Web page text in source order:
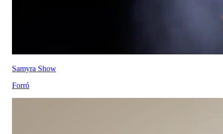
Samyra Show
Forró